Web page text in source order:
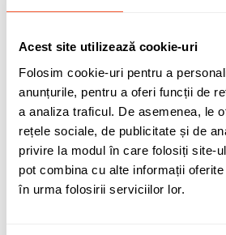
Acest site utilizează cookie-uri
Folosim cookie-uri pentru a
anunțurile, pentru a oferi funcții de
a analiza traficul. De asemenea, le
rețele sociale, de publicitate și de
privire la modul în care folosiți site-
pot combina cu alte informații
în urma folosirii serviciilor lor.
Marcaj XL
DA -
o
Marcaj MS (Mud & Snow)
DA -
noroi si
season
Protectie janta DA